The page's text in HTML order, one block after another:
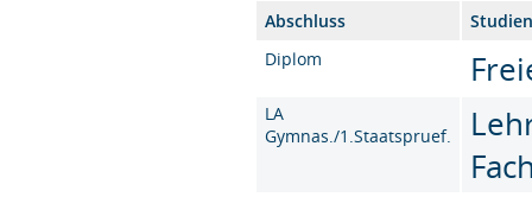
Abschluss
Diplom
LA
Gymnas./1.Staatspruef.